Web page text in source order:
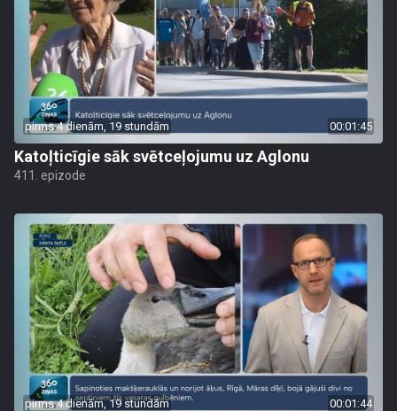
pirms 4 dienām, 19 stundām 00:01:45
Katoļticīgie sāk svētceļojumu uz Aglonu
411. epizode
pirms 4 dienām, 19 stundām 00:01:44